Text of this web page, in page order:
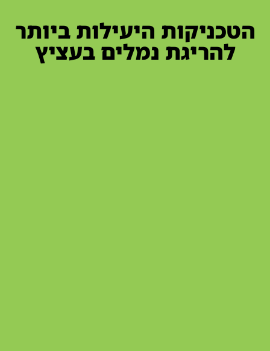
הטכניקות היעילות ביותר
להריגת נמלים בעציץ